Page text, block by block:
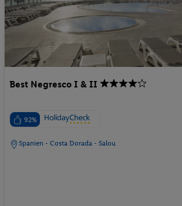
Best Negresco I & II
92%
Spanien - Costa Dorada - Salou